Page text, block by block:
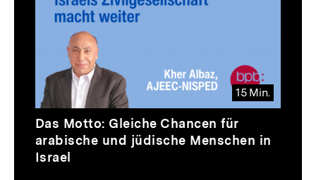
15 Min.
Video
Dauer
15
Min.
Das Motto: Gleiche Chancen für
arabische und jüdische Menschen in
Israel